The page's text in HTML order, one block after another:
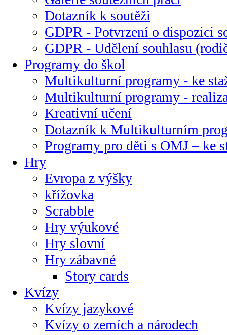
Dotazník k soutěži
GDPR - Potvrzení o dispozici
GDPR - Udělení souhlasu
Programy do škol
Multikulturní programy - ke
Multikulturní programy -
Kreativní učení
Dotazník k Multikulturním
Programy pro děti s OMJ – ke
Hry
Evropa z výšky
křížovka
Scrabble
Hry výukové
Hry slovní
Hry zábavné
Story cards
Kvízy
Kvízy jazykové
Kvízy o zemích a národech